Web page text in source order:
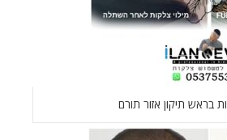
בראש תיקון אזור תורם